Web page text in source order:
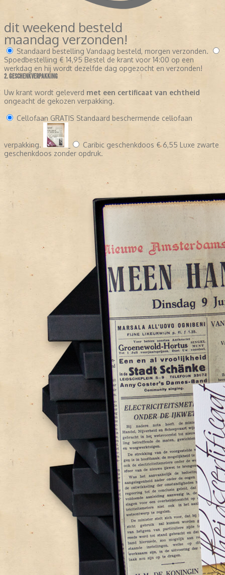
dit weekend besteld
maandag verzonden!
Standaard bestelling Vandaag besteld, morgen verzonden.
Spoedbestelling € 14,95 Bestel de krant voor 14:00 op een
werkdag en hij wordt dezelfde dag opgezocht en verzonden!
2. GESCHENKVERPAKKING
Uw krant wordt geleverd met een certificaat van echtheid
ongeacht de gekozen verpakking.
Cellofaan GRATIS Standaard beschermende cellofaan
verpakking. Caribic geschenkdoos € 6,55 Luxe zwarte
geschenkdoos zonder opdruk.